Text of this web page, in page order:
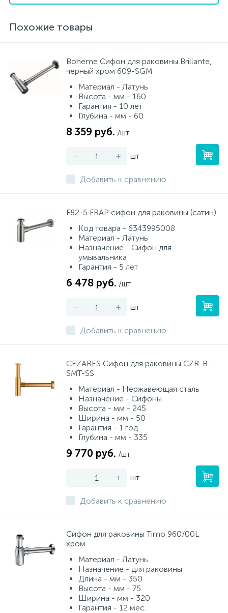
Похожие товары
Boheme Сифон для раковины Brillante,
черный хром 609-SGM
Материал - Латунь
Высота - мм - 160
Гарантия - 10 лет
Глубина - мм - 60
8 359 руб. /шт
- + шт
Добавить к сравнению
F82-5 FRAP сифон для раковины (сатин)
Код товара - 6343995008
Материал - Латунь
Назначение - Сифон для
умывальника
Гарантия - 5 лет
6 478 руб. /шт
- + шт
Добавить к сравнению
CEZARES Сифон для раковины CZR-B-
SMT-SS
Материал - Нержавеющая сталь
Назначение - Сифоны
Высота - мм - 245
Ширина - мм - 50
Гарантия - 1 год
Глубина - мм - 335
9 770 руб. /шт
- + шт
Добавить к сравнению
Сифон для раковины Timo 960/00L
хром
Материал - Латунь
Назначение - для раковины
Длина - мм - 350
Высота - мм - 75
Ширина - мм - 320
Гарантия - 12 мес.